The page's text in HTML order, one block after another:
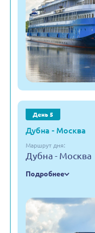
День 5
Дубна - Москва
Маршрут дня:
Дубна - Москва
Подробнее